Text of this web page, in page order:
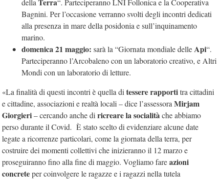
Bagnini. Per l’occasione verranno svolti degli incontri dedicati
alla presenza in mare della posidonia e sull’inquinamento
marino.
domenica 21 maggio: sarà la “Giornata mondiale delleApi“.
Parteciperanno l’Arcobaleno con un laboratorio creativo, e Altri
Mondi con un laboratorio di letture.
«La finalità di questi incontri è quella di tessere rapportitra cittadini
e cittadine, associazioni e realtà locali – dice l’assessora Mirjam
Giorgieri– cercando anche di ricreare la socialitàche abbiamo
perso durante il Covid. È stato scelto di evidenziare alcune date
legate a ricorrenze particolari, come la giornata della terra, per
costruire dei momenti collettivi che inizieranno il 12 marzo e
proseguiranno fino alla fine di maggio. Vogliamo fareazioni
concreteper coinvolgere le ragazze e i ragazzi nella tutela